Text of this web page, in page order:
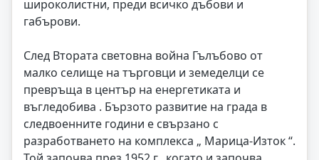
широколистни, преди всичко дъбови и
габърови.
След Втората световна война Гълъбово от
малко селище на търговци и земеделци се
превръща в център на енергетиката и
въгледобива . Бързото развитие на града в
следвоенните години е свързано с
разработването на комплекса „ Марица-Изток “.